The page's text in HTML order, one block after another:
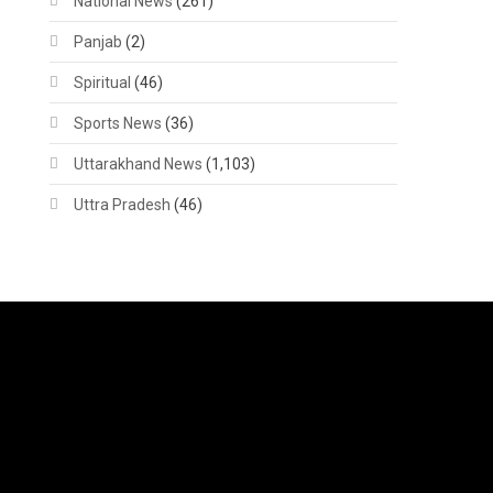
Panjab (2)
Spiritual (46)
Sports News (36)
Uttarakhand News (1,103)
Uttra Pradesh (46)